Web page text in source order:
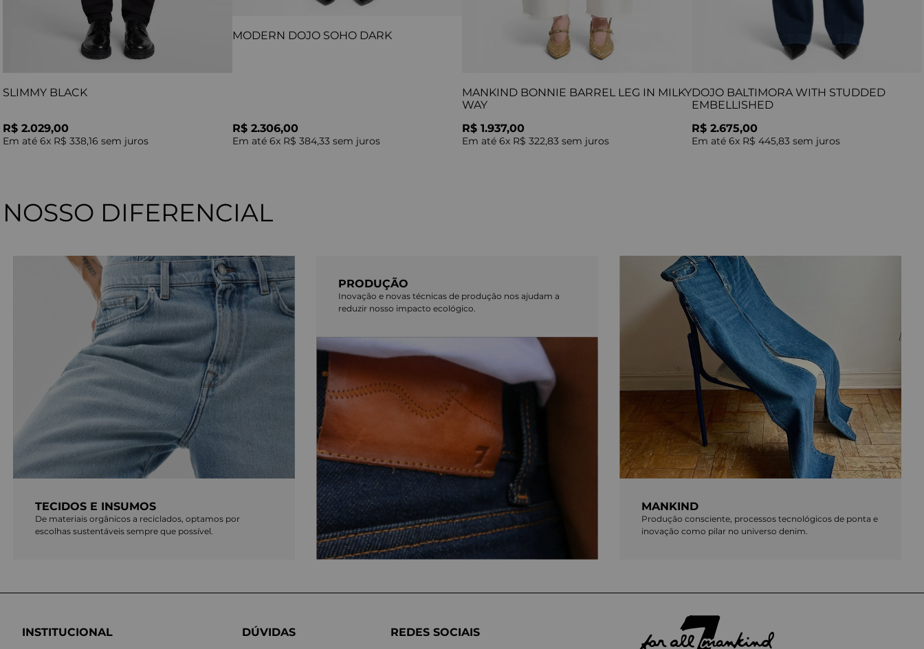
SLIMMY BLACK
R$ 2.029,00
Em até 6x R$ 338,16 sem juros
MODERN DOJO SOHO DARK
R$ 2.306,00
Em até 6x R$ 384,33 sem juros
MANKIND BONNIE BARREL LEG IN MILKY
WAY
R$ 1.937,00
Em até 6x R$ 322,83 sem juros
DOJO BALTIMORA WITH STUDDED
EMBELLISHED
R$ 2.675,00
Em até 6x R$ 445,83 sem juros
NOSSO DIFERENCIAL
TECIDOS E INSUMOS
De materiais orgânicos a reciclados, optamos por
escolhas sustentáveis sempre que possível.
PRODUÇÃO
Inovação e novas técnicas de produção nos ajudam a
reduzir nosso impacto ecológico.
MANKIND
Produção consciente, processos tecnológicos de ponta e
inovação como pilar no universo denim.
INSTITUCIONAL DÚVIDAS REDES SOCIAIS